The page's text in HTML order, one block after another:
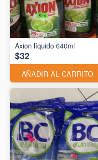
Axion líquido 640ml
$32
AÑADIR AL CARRITO